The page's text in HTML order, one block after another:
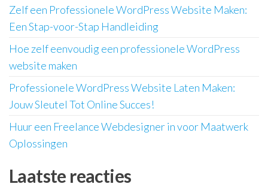
Zelf een Professionele WordPress Website Maken:
Een Stap-voor-Stap Handleiding
Hoe zelf eenvoudig een professionele WordPress
website maken
Professionele WordPress Website Laten Maken:
Jouw Sleutel Tot Online Succes!
Huur een Freelance Webdesigner in voor Maatwerk
Oplossingen
Laatste reacties